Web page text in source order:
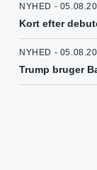
NYHED -
Kort efter
NYHED -
Trump bruger